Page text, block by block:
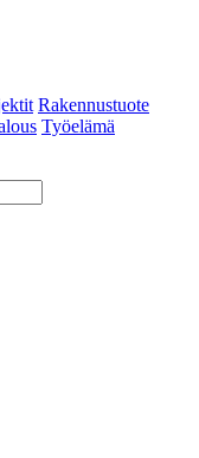
Rakennustuote
Työelämä